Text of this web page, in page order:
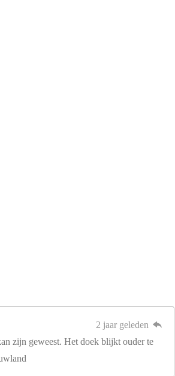
2 jaar geleden
zijn geweest. Het doek blijkt ouder te